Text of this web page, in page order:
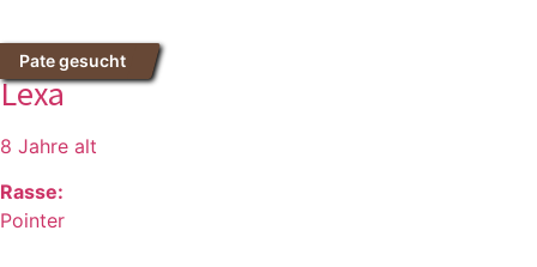
Pate gesucht
Lexa
8 Jahre alt
Rasse:
Pointer